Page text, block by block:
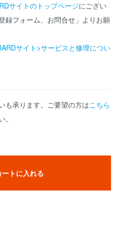
サイトのトップページにござい
録フォーム、お問合せ」よりお願
サイト>サービスと修理につい
も承ります。ご要望の方はこちら
ートに入れる